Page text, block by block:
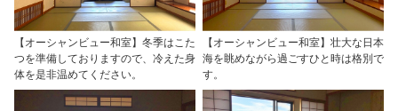
【オーシャンビュー和室】冬季はこた
つを準備しておりますので、冷えた身
体を是非温めてください。
【オーシャンビュー和室】壮大な日本
海を眺めながら過ごすひと時は格別で
す。